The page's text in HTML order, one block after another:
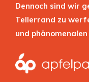
Dennoch sind wir
Tellerrand zu
und